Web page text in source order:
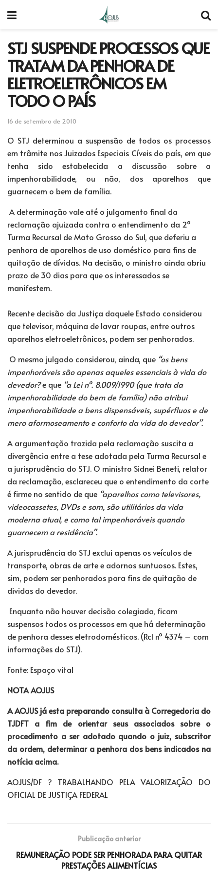
STJ SUSPENDE PROCESSOS QUE
TRATAM DA PENHORA DE
ELETROELETRÔNICOS EM
TODO O PAÍS
16 de setembro de 2010
O STJ determinou a suspensão de todos os processos
em trâmite nos Juizados Especiais Cíveis do país, em que
tenha sido estabelecida a discussão sobre a
impenhorabilidade, ou não, dos aparelhos que
guarnecem o bem de família.
A determinação vale até o julgamento final da
reclamação ajuizada contra o entendimento da 2ª
Turma Recursal de Mato Grosso do Sul, que deferiu a
penhora de aparelhos de uso doméstico para fins de
quitação de dívidas. Na decisão, o ministro ainda abriu
prazo de 30 dias para que os interessados se
manifestem.
Recente decisão da Justiça daquele Estado considerou
que televisor, máquina de lavar roupas, entre outros
aparelhos eletroeletrônicos, podem ser penhorados.
O mesmo julgado considerou, ainda, que “os bens
impenhoráveis são apenas aqueles essenciais à vida do
devedor?e que “a Lei nº. 8.009/1990 (que trata da
impenhorabilidade do bem de família) não atribui
impenhorabilidade a bens dispensáveis, supérfluos e de
mero aformoseamento e conforto da vida do devedor”.
A argumentação trazida pela reclamação suscita a
divergência entre a tese adotada pela Turma Recursal e
a jurisprudência do STJ. O ministro Sidnei Beneti, relator
da reclamação, esclareceu que o entendimento da corte
é firme no sentido de que “aparelhos como televisores,
videocassetes, DVDs e som, são utilitários da vida
moderna atual, e como tal impenhoráveis quando
guarnecem a residência”.
A jurisprudência do STJ exclui apenas os veículos de
transporte, obras de arte e adornos suntuosos. Estes,
sim, podem ser penhorados para fins de quitação de
dividas do devedor.
Enquanto não houver decisão colegiada, ficam
suspensos todos os processos em que há determinação
de penhora desses eletrodomésticos. (Rcl nº 4374 – com
informações do STJ).
Fonte: Espaço vital
NOTA AOJUS
A AOJUS já esta preparando consulta à Corregedoria do
TJDFT a fim de orientar seus associados sobre o
procedimento a ser adotado quando o juiz, subscritor
da ordem, determinar a penhora dos bens indicados na
notícia acima.
AOJUS/DF ? TRABALHANDO PELA VALORIZAÇÃO DO
OFICIAL DE JUSTIÇA FEDERAL
Publicação anterior
REMUNERAÇÃO PODE SER PENHORADA PARA QUITAR
PRESTAÇÕES ALIMENTÍCIAS